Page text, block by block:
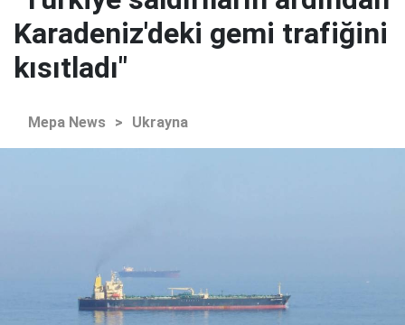
Karadeniz'deki gemi trafiğini
kısıtladı"
Mepa News > Ukrayna